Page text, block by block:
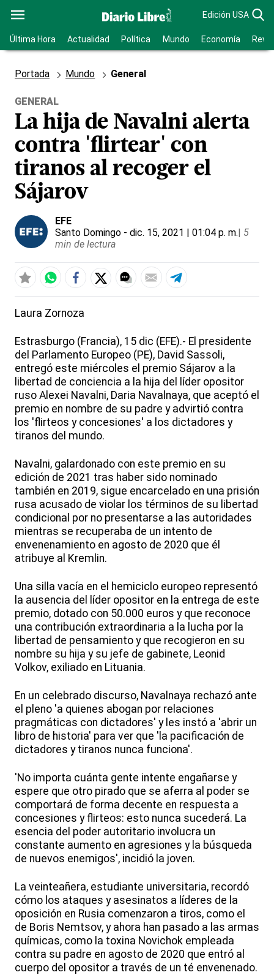
Edición USA
Última Hora Actualidad Política Mundo Economía
Portada Mundo General
GENERAL
La hija de Navalni alerta
contra 'flirtear' con
tiranos al recoger el
Sájarov
EFE
Santo Domingo - dic. 15, 2021 | 01:04 p. m.| 5
min de lectura
Laura Zornoza
Estrasburgo (Francia), 15 dic (EFE).- El presidente
del Parlamento Europeo (PE), David Sassoli,
entregó este miércoles el premio Sájarov a la
libertad de conciencia a la hija del líder opositor
ruso Alexei Navalni, Daria Navalnaya, que aceptó el
premio en nombre de su padre y advirtió contra
los 'flirteos y concesiones' a los dictadores y
tiranos del mundo.
Navalni, galardonado con este premio en su
edición de 2021 tras haber sido nominado
también en 2019, sigue encarcelado en una prisión
rusa acusado de violar los términos de su libertad
condicional por no presentarse a las autoridades
mientras se recuperaba de un intento de
envenenamiento en agosto de 2020 que él
atribuye al Kremlin.
Una silla vacía en el hemiciclo europeo representó
la ausencia del líder opositor en la entrega de este
premio, dotado con 50.000 euros y que reconoce
una contribución extraordinaria a la lucha por la
libertad de pensamiento y que recogieron en su
nombre su hija y su jefe de gabinete, Leonid
Volkov, exiliado en Lituania.
En un celebrado discurso, Navalnaya rechazó ante
el pleno 'a quienes abogan por relaciones
pragmáticas con dictadores' y les instó a 'abrir un
libro de historia' para ver que 'la pacificación de
dictadores y tiranos nunca funciona'.
'No importa cuánta gente intente engañarse y
espere que otro pirado que se aferra al poder se
comportará de forma decente en respuesta a
concesiones y flirteos: esto nunca sucederá. La
esencia del poder autoritario involucra un
constante aumento en agresiones y la búsqueda
de nuevos enemigos', incidió la joven.
La veinteañera, estudiante universitaria, recordó
cómo los ataques y asesinatos a líderes de la
oposición en Rusia comenzaron a tiros, como el
de Boris Nemtsov, y ahora han pasado a las armas
químicas, como la toxina Novichok empleada
contra su padre en agosto de 2020 que entró al
cuerpo del opositor a través de un té envenenado.